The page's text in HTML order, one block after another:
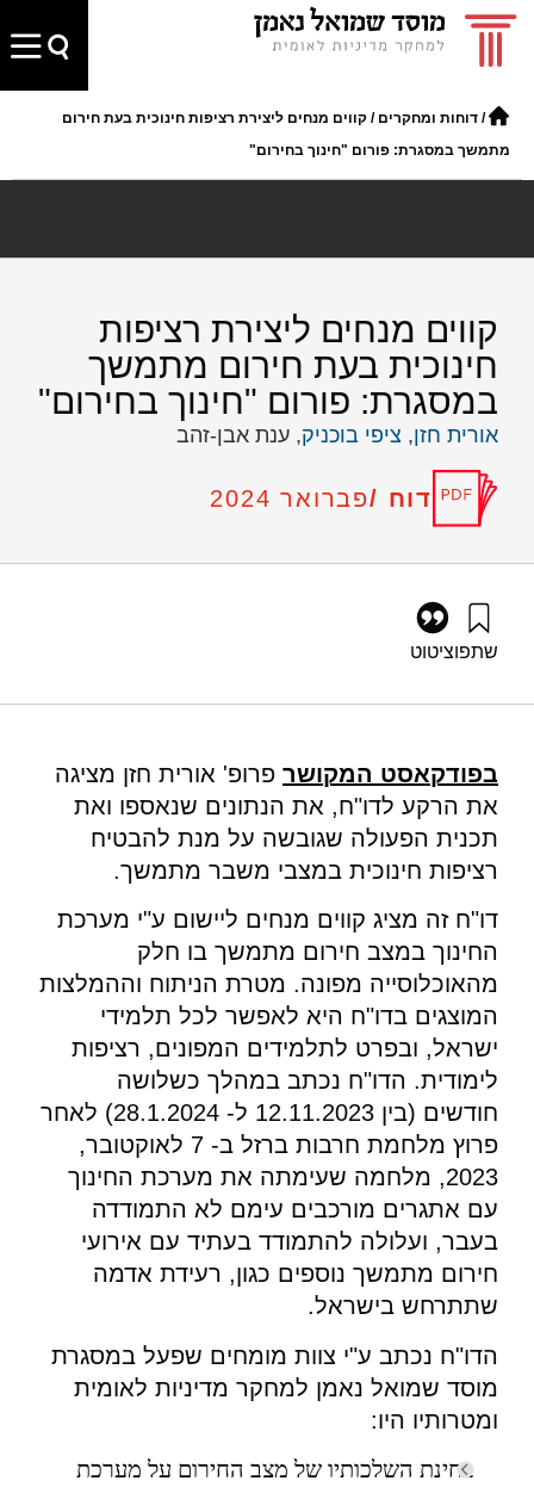
/ דוחות ומחקרים / קווים מנחים ליצירת רציפות חינוכית בעת חירום
מתמשך במסגרת: פורום "חינוך בחירום"
קווים מנחים ליצירת רציפות
חינוכית בעת חירום מתמשך
במסגרת: פורום "חינוך בחירום"
אורית חזן, ציפי בוכניק, ענת אבן-זהב
דוח /פברואר 2024
שתפוציטוט
continuity-during-prolonged-crisis-situations
בפודקאסט המקושר פרופ' אורית חזן מציגה
את הרקע לדו"ח, את הנתונים שנאספו ואת
תכנית הפעולה שגובשה על מנת להבטיח
רציפות חינוכית במצבי משבר מתמשך.
דו"ח זה מציג קווים מנחים ליישום ע"י מערכת
החינוך במצב חירום מתמשך בו חלק
מהאוכלוסייה מפונה. מטרת הניתוח וההמלצות
המוצגים בדו"ח היא לאפשר לכל תלמידי
ישראל, ובפרט לתלמידים המפונים, רציפות
לימודית. הדו"ח נכתב במהלך כשלושה
חודשים (בין 12.11.2023 ל- 28.1.2024) לאחר
פרוץ מלחמת חרבות ברזל ב- 7 לאוקטובר,
2023, מלחמה שעימתה את מערכת החינוך
עם אתגרים מורכבים עימם לא התמודדה
בעבר, ועלולה להתמודד בעתיד עם אירועי
חירום מתמשך נוספים כגון, רעידת אדמה
שתתרחש בישראל.
הדו"ח נכתב ע"י צוות מומחים שפעל במסגרת
מוסד שמואל נאמן למחקר מדיניות לאומית
ומטרותיו היו:
בחינת השלכותיו של מצב החירום על מערכת